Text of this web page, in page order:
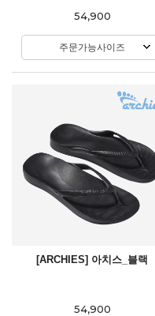
54,900
주문가능사이즈
[ARCHIES] 아치스_블랙
54,900